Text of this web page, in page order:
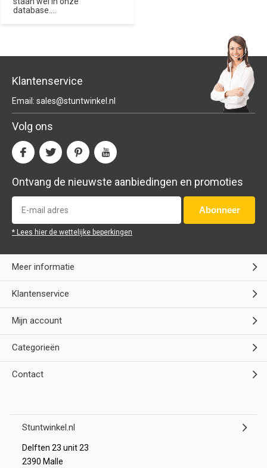
database....
Klantenservice
Email: sales@stuntwinkel.nl
Volg ons
Ontvang de nieuwste aanbiedingen en promoties
Abonneer
* Lees hier de wettelijke beperkingen
Meer informatie
Klantenservice
Mijn account
Categorieën
Contact
Stuntwinkel.nl
Delften 23 unit 23
2390 Malle